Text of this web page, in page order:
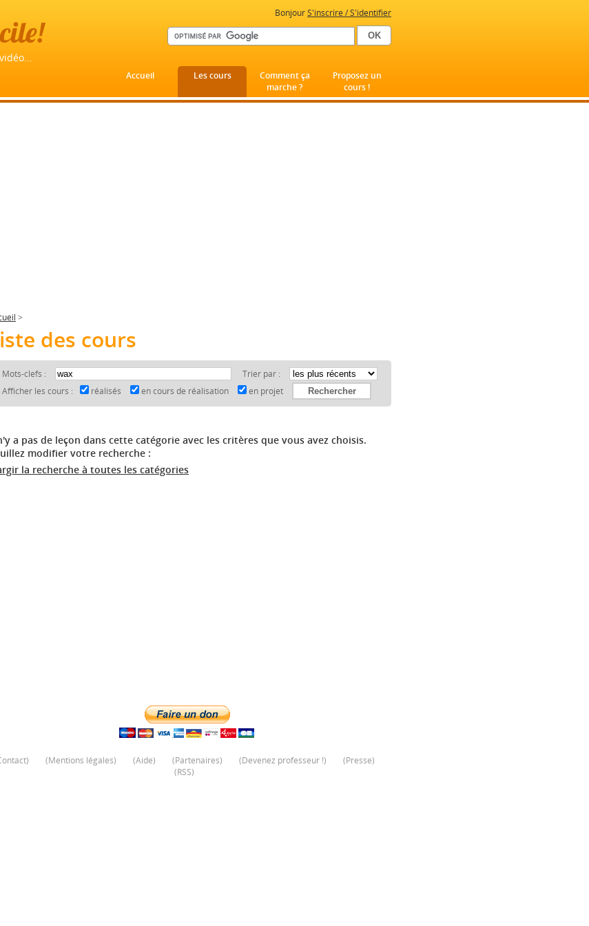
BonjourS'inscrire / S'identifier
Accueil Les cours
Comment ça
marche ?
Proposez un
cours !
>
des cours
Mots-clefs :
Trier par :
Afficher les cours :
réalisés en cours de réalisation en projet
a pas de leçon dans cette catégorie avec les critères que vous avez choisis.
modifier votre recherche :
la recherche à toutes les catégories
) (Mentions légales) (Aide) (Partenaires) (Devenez professeur !) (Presse)
(RSS)